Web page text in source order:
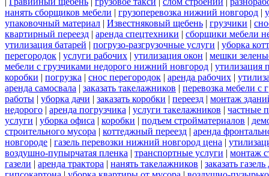
нанять сборщиков мебели | грузоперевозка нижний новгород |
упаковочный материал | Известняковый щебень | грузчики |
квартирный переезд | аренда спецтехники | сборщики мебели
утилизация батарей | погрузо-разгрузочные услуги | уборка
перегородок | услуги рабочих | утилизация окон | мешки
мебели с грузчиками недорого нижний новгород | утилизация
коробки | погрузка | снос перегородок | аренда рабочих |
аренда самосвала | заказать такелажников | перевозка мебели с
работы | уборка дачи | заказать коробки | переезд | монтаж
недорого | аренда погрузчика | услуги такелажников | частные
услуги | уборка офиса | коробки | подъем стройматериалов |
строительного мусора | коттеджный переезд | аренда
новгороде | газель перевозки нижний новгород цена |
воздушно-пупырчатая пленка | транспортные услуги | монтаж
газели | аренда трактора | нанять такелажников | заказать